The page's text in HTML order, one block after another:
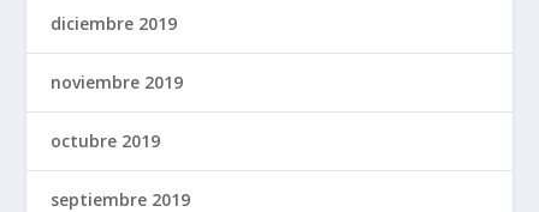
diciembre 2019
noviembre 2019
octubre 2019
septiembre 2019